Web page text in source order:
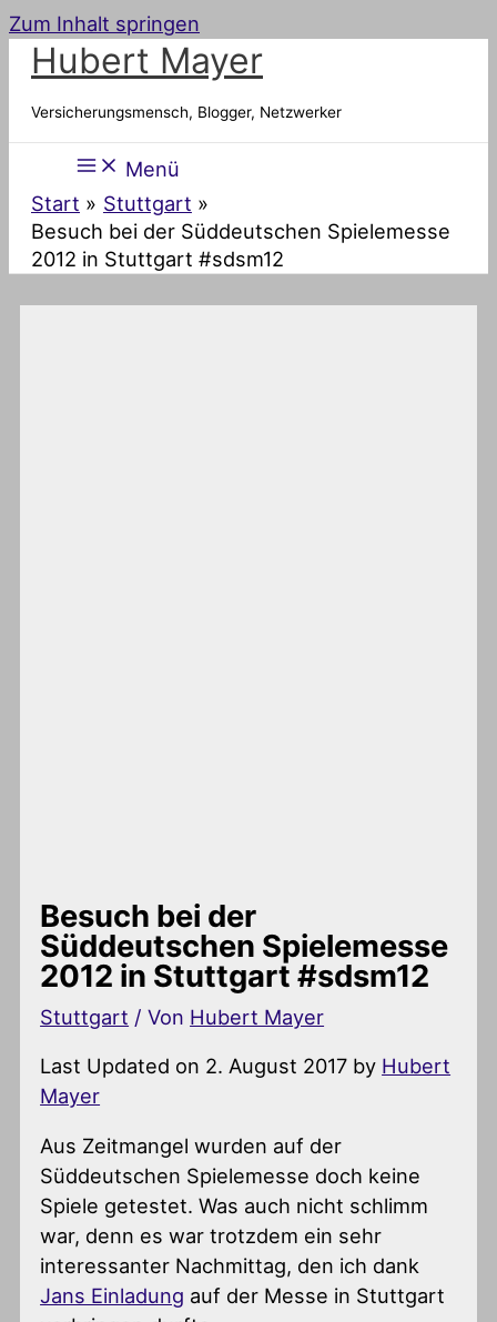
Zum Inhalt springen
Hubert Mayer
Versicherungsmensch, Blogger, Netzwerker
Menü
Start
Stuttgart
Besuch bei der Süddeutschen Spielemesse
2012 in Stuttgart #sdsm12
Besuch bei der
Süddeutschen Spielemesse
2012 in Stuttgart #sdsm12
Stuttgart / Von Hubert Mayer
Last Updated on 2. August 2017 by Hubert
Mayer
Aus Zeitmangel wurden auf der
Süddeutschen Spielemesse doch keine
Spiele getestet. Was auch nicht schlimm
war, denn es war trotzdem ein sehr
interessanter Nachmittag, den ich dank
Jans Einladung auf der Messe in Stuttgart